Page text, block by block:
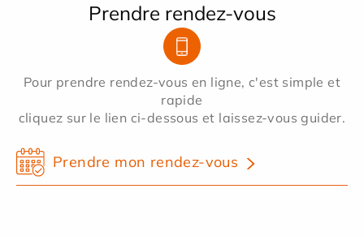
Prendre rendez-vous
Pour prendre rendez-vous en ligne, c'est simple et
rapide
cliquez sur le lien ci-dessous et laissez-vous guider.
Prendre mon rendez-vous